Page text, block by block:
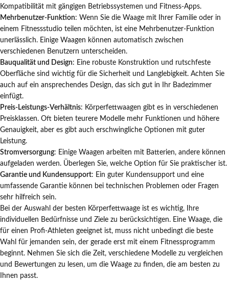
Kompatibilität mit gängigen Betriebssystemen und Fitness-Apps.
Mehrbenutzer-Funktion: Wenn Sie die Waage mit Ihrer Familie oder in
einem Fitnessstudio teilen möchten, ist eine Mehrbenutzer-Funktion
unerlässlich. Einige Waagen können automatisch zwischen
verschiedenen Benutzern unterscheiden.
Bauqualität und Design: Eine robuste Konstruktion und rutschfeste
Oberfläche sind wichtig für die Sicherheit und Langlebigkeit. Achten Sie
auch auf ein ansprechendes Design, das sich gut in Ihr Badezimmer
einfügt.
Preis-Leistungs-Verhältnis: Körperfettwaagen gibt es in verschiedenen
Preisklassen. Oft bieten teurere Modelle mehr Funktionen und höhere
Genauigkeit, aber es gibt auch erschwingliche Optionen mit guter
Leistung.
Stromversorgung: Einige Waagen arbeiten mit Batterien, andere können
aufgeladen werden. Überlegen Sie, welche Option für Sie praktischer ist.
Garantie und Kundensupport: Ein guter Kundensupport und eine
umfassende Garantie können bei technischen Problemen oder Fragen
sehr hilfreich sein.
Bei der Auswahl der besten Körperfettwaage ist es wichtig, Ihre
individuellen Bedürfnisse und Ziele zu berücksichtigen. Eine Waage, die
für einen Profi-Athleten geeignet ist, muss nicht unbedingt die beste
Wahl für jemanden sein, der gerade erst mit einem Fitnessprogramm
beginnt. Nehmen Sie sich die Zeit, verschiedene Modelle zu vergleichen
und Bewertungen zu lesen, um die Waage zu finden, die am besten zu
Ihnen passt.